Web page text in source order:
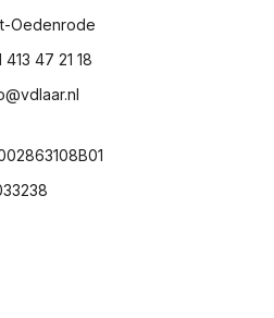
Oedenrode
413 47 21 18